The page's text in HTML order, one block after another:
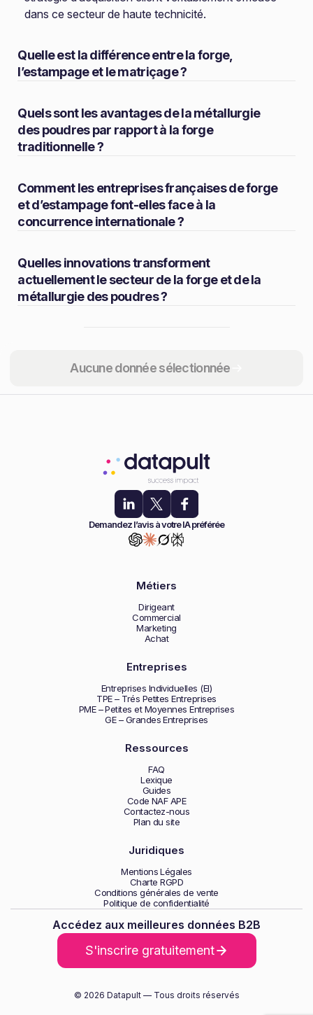
Aucune donnée sélectionnée
dans ce secteur de haute technicité.
Quelle est la différence entre la forge,
l’estampage et le matriçage ?
Quels sont les avantages de la métallurgie
des poudres par rapport à la forge
traditionnelle ?
Comment les entreprises françaises de forge
et d’estampage font-elles face à la
concurrence internationale ?
Quelles innovations transforment
actuellement le secteur de la forge et de la
métallurgie des poudres ?
Partager
Demandez l’avis à votre IA préférée
Métiers
Dirigeant
Commercial
Marketing
Achat
Entreprises
Entreprises Individuelles (EI)
TPE – Trés Petites Entreprises
PME – Petites et Moyennes Entreprises
GE – Grandes Entreprises
Ressources
FAQ
Lexique
Guides
Code NAF APE
Contactez-nous
Plan du site
Juridiques
Mentions Légales
Charte RGPD
Conditions générales de vente
Politique de confidentialité
Accédez aux meilleures données B2B
S'inscrire gratuitement
© 2026 Datapult — Tous droits réservés